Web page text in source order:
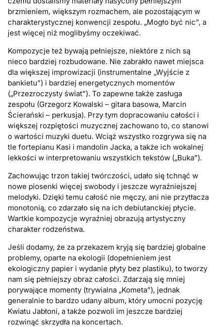
brzmieniem, większym rozmachem, ale pozostającym w
charakterystycznej konwencji zespołu. „Mogło być nic”, a
jest więcej niż moglibyśmy oczekiwać.
Kompozycje też bywają pełniejsze, niektóre z nich są
nieco bardziej rozbudowane. Nie zabrakło nawet miejsca
dla większej improwizacji (instrumentalne „Wyjście z
bankietu”) i bardziej energetycznych momentów
(„Przezroczysty świat”). To zapewne także zasługa
zespołu (Grzegorz Kowalski – gitara basowa, Marcin
Ścierański – perkusja). Przy tym dopracowaniu całości i
większej rozpiętości muzycznej zachowano to, co stanowi
o wartości muzyki duetu. Wciąż wszystko rozgrywa się na
tle fortepianu Kasi i mandolin Jacka, a także ich wokalnej
lekkości w interpretowaniu wszystkich tekstów („Buka”).
Zachowując trzon takiej twórczości, udało się tchnąć w
nowe piosenki więcej swobody i jeszcze wyraźniejszej
melodyki. Dzięki temu całość nie męczy, ani nie przytłacza
monotonią, co zdarzało się na ich debiutanckiej płycie.
Wartkie kompozycje wyraźniej obrazują artystyczny
charakter rodzeństwa.
Jeśli dodamy, że za przekazem kryją się bardziej globalne
problemy, oparte na ekologii (dopełnieniem jest
ekologiczny papier i wydanie płyty bez plastiku), to tworzy
nam się pełniejszy obraz całości. Zdarzają się mniej
porywające momenty (trywialna „Kometa”), jednak
generalnie to bardzo udany album, który umocni pozycję
Kwiatu Jabłoni, a także pozwoli im jeszcze bardziej
rozwinąć skrzydła na koncertach.